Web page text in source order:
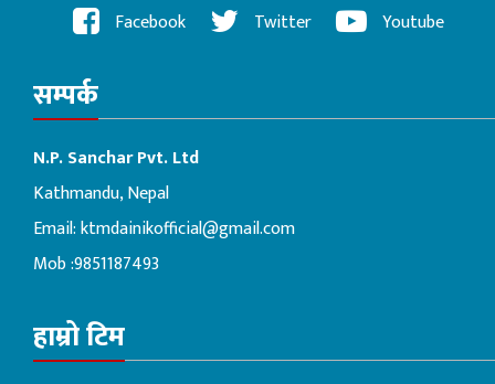
Facebook Twitter Youtube
सम्पर्क
N.P. Sanchar Pvt. Ltd
Kathmandu, Nepal
Email:ktmdainikofficial@gmail.com
Mob :9851187493
हाम्रो टिम